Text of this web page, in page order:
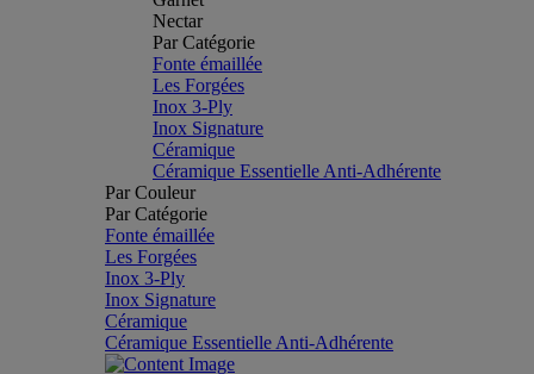
Nectar
Par Catégorie
Fonte émaillée
Les Forgées
Inox 3-Ply
Inox Signature
Céramique
Céramique Essentielle Anti-Adhérente
Par Couleur
Par Catégorie
Fonte émaillée
Les Forgées
Inox 3-Ply
Inox Signature
Céramique
Céramique Essentielle Anti-Adhérente